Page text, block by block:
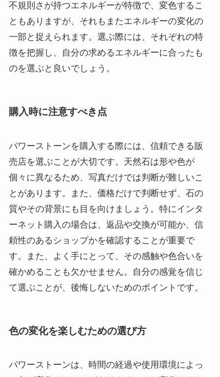
不規則さが持つエネルギーが特徴で、変色するこ
ともありますが、それもまたエネルギーの変化の
一部と捉えられます。選ぶ際には、それぞれの特
徴を把握し、自分の求めるエネルギーに合ったも
のを選ぶと良いでしょう。
購入時に注意すべき点
パワーストーンを購入する際には、信頼できる販
売店を選ぶことが大切です。天然石は形や色が
個々に異なるため、写真だけでは判断が難しいこ
とがあります。また、価格だけで判断せず、石の
質やその背景にも目を向けましょう。特にインタ
ーネット購入の場合は、返品や交換が可能か、信
頼性のあるショップかを確認することが重要で
す。また、よく手にとって、その感触や色合いを
確かめることも欠かせません。自分の感覚を信じ
て選ぶことが、後悔しないためのポイントです。
色の変化を楽しむための選び方
パワーストーンは、時間の経過や使用環境によっ